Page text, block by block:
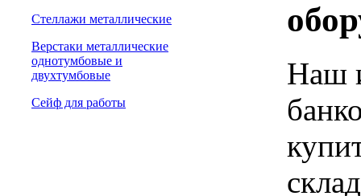
Стеллажи металлические
Верстаки металлические
однотумбовые и
двухтумбовые
Сейф для работы
Наш